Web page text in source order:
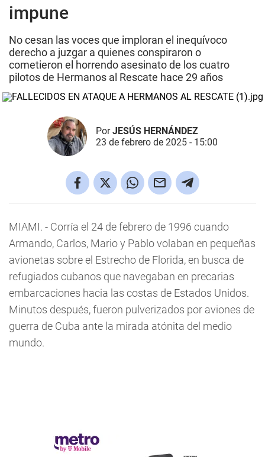
impune
No cesan las voces que imploran el inequívoco
derecho a juzgar a quienes conspiraron o
cometieron el horrendo asesinato de los cuatro
pilotos de Hermanos al Rescate hace 29 años
PorJESÚS HERNÁNDEZ
23 de febrero de 2025 - 15:00
MIAMI. - Corría el 24 de febrero de 1996 cuando
Armando, Carlos, Mario y Pablo volaban en pequeñas
avionetas sobre el Estrecho de Florida, en busca de
refugiados cubanos que navegaban en precarias
embarcaciones hacia las costas de Estados Unidos.
Minutos después, fueron pulverizados por aviones de
guerra de Cuba ante la mirada atónita del medio
mundo.